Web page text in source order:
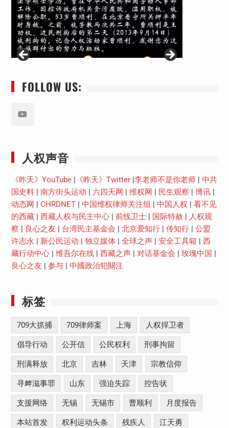
FOLLOW US:
人权声音
《昨天》YouTube| 《昨天》Twitter|李老师不是你老师| 中共
国史料| 南方街头运动 | 六四天网 | 维权网 | 民生观察 | 博讯|
动态网 | CHRDNET| 中国维权律师关注组 | 中国人权 | 看不见
的西藏| 西藏人权与民主中心| 前线卫士| 国际特赦 | 人权观
察 | 良心之友 | 台湾民主基金会 | 北京爱知行| 传知行| 公盟
许志永 | 新公民运动 | 独立媒体| 全球之声| 安全工具箱 | 西
藏行动中心| 维吾尔在线| 西藏之声| 对话基金会 | 玫瑰中国 |
良心之友 | 参与| 中國政治犯關注
标签
709大抓捕 709律师案 上海 人权捍卫者
倡导行动 公开信 公民权利 刑事拘留
刑满释放 北京 吉林 天津 宗教信仰
寻衅滋事罪 山东 强迫失踪 控告状
支援网络 无锡 无锡市 曹顺利 月度报告
本站首发 权利运动头条 残疾人 江天勇